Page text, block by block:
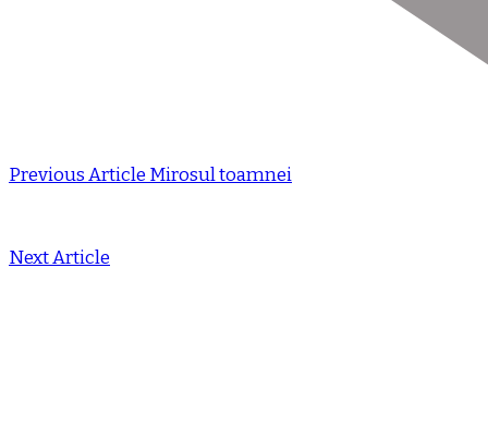
Previous Article Mirosul toamnei
Next Article